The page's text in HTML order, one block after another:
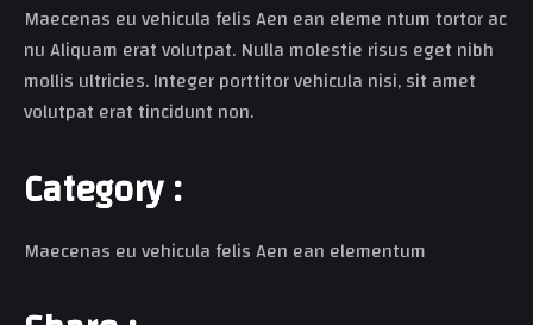
Maecenas eu vehicula felis Aen ean eleme ntum tortor ac
nu Aliquam erat volutpat. Nulla molestie risus eget nibh
mollis ultricies. Integer porttitor vehicula nisi, sit amet
volutpat erat tincidunt non.
Category:
Maecenas eu vehicula felis Aen ean elementum